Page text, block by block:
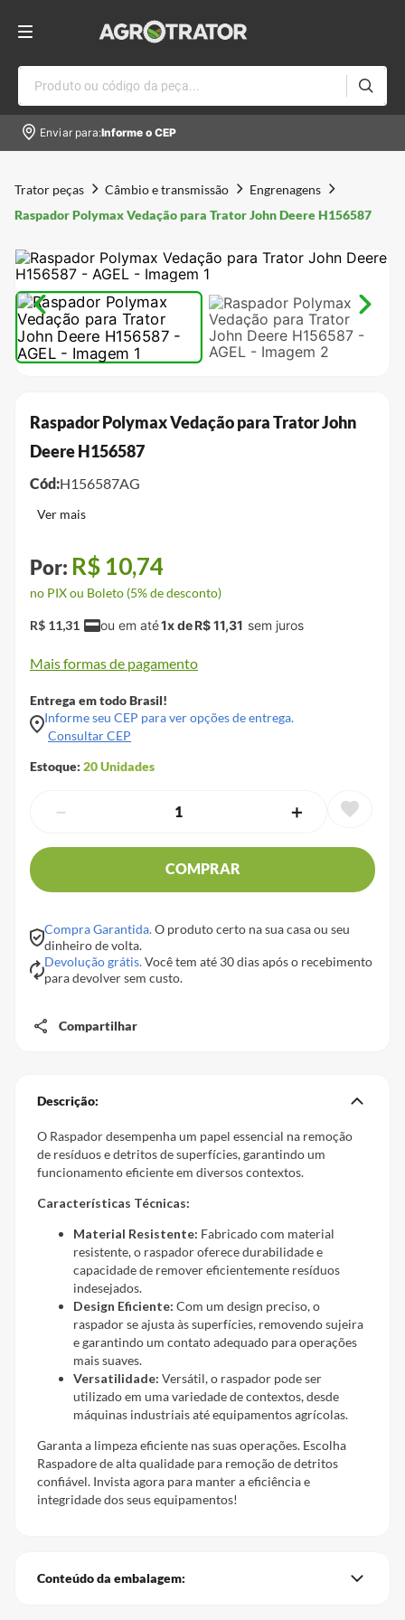
Produto ou código da peça...
Enviar para:Informe o CEP
Trator peças Câmbio e transmissão
Engrenagens
Raspador Polymax Vedação para Trator John Deere H156587
Raspador Polymax Vedação para Trator John
Deere H156587
Cód:H156587AG
R$ 10,74
no PIX ou Boleto (5% de desconto)
R$ 11,31 1x deR$11,31
Mais formas de pagamento
Entrega em todo Brasil!
Informe seu CEP para ver opções de entrega.
Consultar CEP
Estoque: 20Unidades
＋
－
COMPRAR
Compra Garantida.O produto certo na sua casa ou seu
dinheiro de volta.
Devolução grátis.Você tem até 30 dias após o recebimento
para devolver sem custo.
Compartilhar
Descrição:
O Raspador desempenha um papel essencial na remoção
de resíduos e detritos de superfícies, garantindo um
funcionamento eficiente em diversos contextos.
Características Técnicas:
Material Resistente: Fabricado com material
resistente, o raspador oferece durabilidade e
capacidade de remover eficientemente resíduos
indesejados.
Design Eficiente: Com um design preciso, o
raspador se ajusta às superfícies, removendo sujeira
e garantindo um contato adequado para operações
mais suaves.
Versatilidade: Versátil, o raspador pode ser
utilizado em uma variedade de contextos, desde
máquinas industriais até equipamentos agrícolas.
Garanta a limpeza eficiente nas suas operações. Escolha
Raspadore de alta qualidade para remoção de detritos
confiável. Invista agora para manter a eficiência e
integridade dos seus equipamentos!
Conteúdo da embalagem: